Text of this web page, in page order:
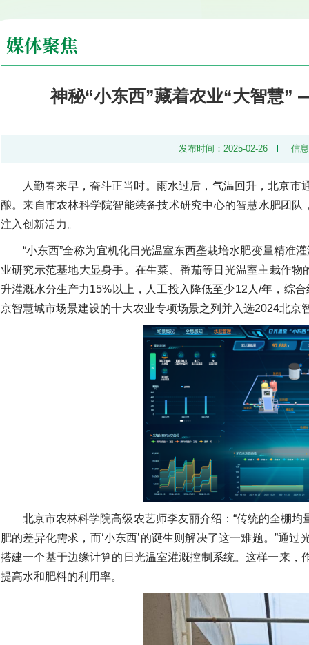
媒体聚焦
神秘“小东西”藏着农业“大智慧
发布时间：2025-02-26 信
人勤春来早，奋斗正当时。雨水过后，气温回升，北京
酿。来自市农林科学院智能装备技术研究中心的智慧水肥团
注入创新活力。
“小东西”全称为宜机化日光温室东西垄栽培水肥变量精准
业研究示范基地大显身手。在生菜、番茄等日光温室主栽作
升灌溉水分生产力15%以上，人工投入降低至少12人/年，综
京智慧城市场景建设的十大农业专项场景之列并入选2024北京
北京市农林科学院高级农艺师李友丽介绍：“传统的全棚
肥的差异化需求，而‘小东西’的诞生则解决了这一难题。”通
搭建一个基于边缘计算的日光温室灌溉控制系统。这样一来
提高水和肥料的利用率。